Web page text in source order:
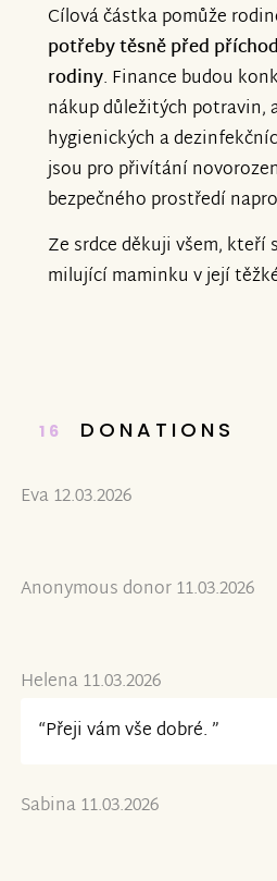
Cílová částka pomůže
potřeby těsně před
rodiny. Finance budou
nákup důležitých potravin,
hygienických a
jsou pro přivítání
bezpečného prostředí
Ze srdce děkuji všem,
milující maminku v její
16 DONATIONS
Eva 12.03.2026
Anonymous donor 11.03.2026
Helena 11.03.2026
“Přeji vám vše dobré. ”
Sabina 11.03.2026